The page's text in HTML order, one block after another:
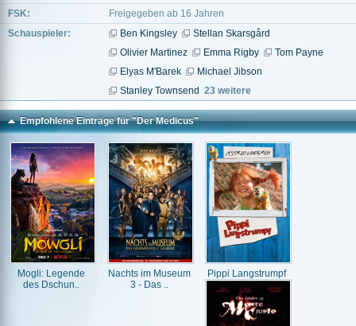
FSK:
Freigegeben ab 16 Jahren
Schauspieler:
Ben Kingsley
Stellan Skarsgård
Olivier Martinez
Emma Rigby
Tom Payne
Elyas M'Barek
Michael Jibson
Stanley Townsend 23 weitere
Empfohlene Einträge für "Der Medicus"
Mogli: Legende
des Dschun..
Nachts im Museum
3 - Das ..
Pippi Langstrumpf